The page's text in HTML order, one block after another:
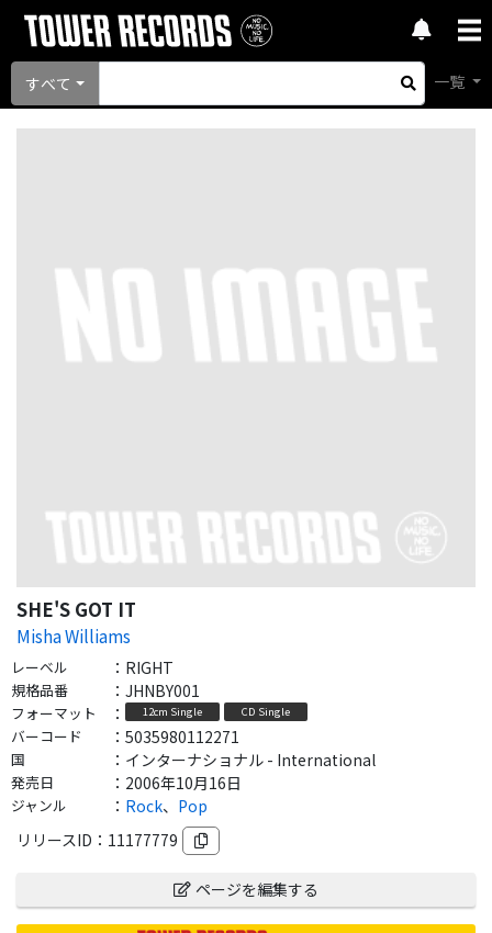
すべて 一覧
SHE'S GOT IT
Misha Williams
レーベル ： RIGHT
規格品番 ： JHNBY001
フォーマット ： 12cm Single CD Single
バーコード ： 5035980112271
国 ： インターナショナル - International
発売日 ： 2006年10月16日
ジャンル ： Rock、 Pop
リリースID： 11177779
ページを編集する